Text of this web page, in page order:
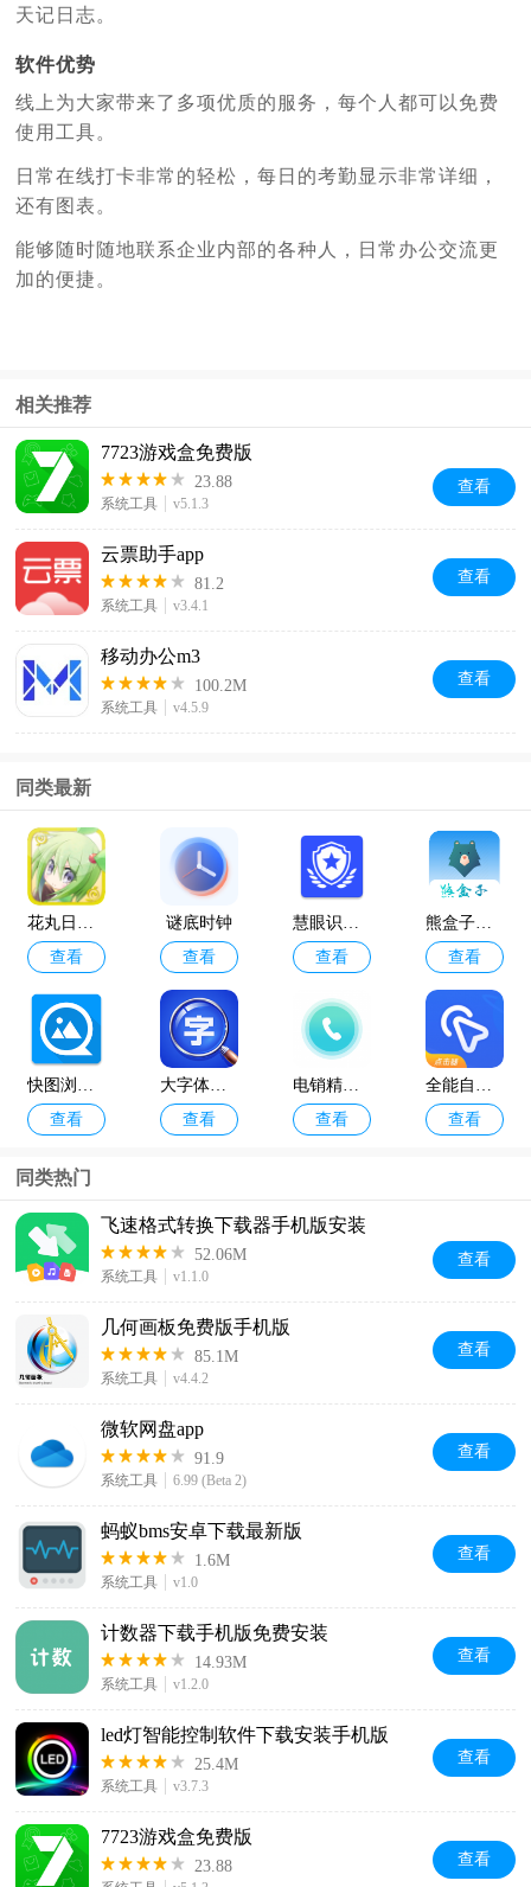
天记日志。
软件优势
线上为大家带来了多项优质的服务，每个人都可以免费
使用工具。
日常在线打卡非常的轻松，每日的考勤显示非常详细，
还有图表。
能够随时随地联系企业内部的各种人，日常办公交流更
加的便捷。
相关推荐
7723游戏盒免费版
23.88
系统工具 v5.1.3
查看
云票助手app
81.2
系统工具 v3.4.1
查看
移动办公m3
100.2M
系统工具 v4.5.9
查看
同类最新
查看
谜底时钟
查看
查看
查看
查看
查看
查看
查看
同类热门
飞速格式转换下载器手机版安装
52.06M
系统工具 v1.1.0
查看
几何画板免费版手机版
85.1M
系统工具 v4.4.2
查看
微软网盘app
91.9
系统工具 6.99 (Beta 2)
查看
蚂蚁bms安卓下载最新版
1.6M
系统工具 v1.0
查看
计数器下载手机版免费安装
14.93M
系统工具 v1.2.0
查看
led灯智能控制软件下载安装手机版
25.4M
系统工具 v3.7.3
查看
7723游戏盒免费版
23.88 查看